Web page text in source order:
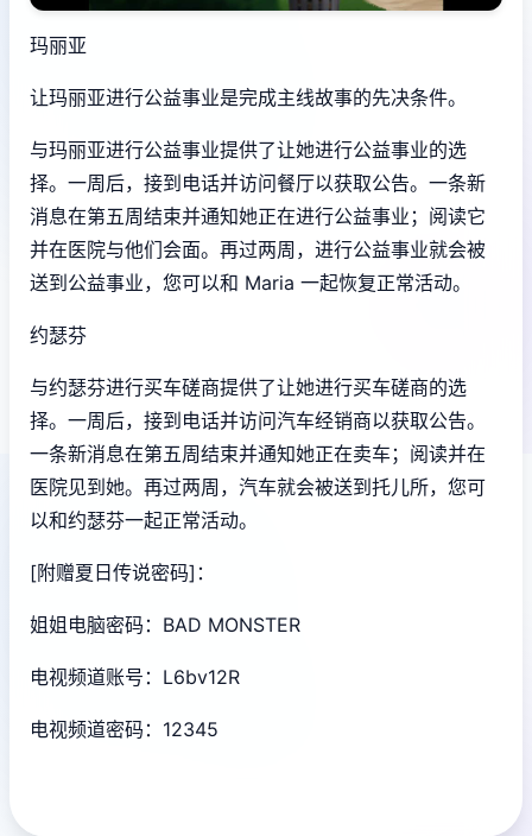
玛丽亚
让玛丽亚进行公益事业是完成主线故事的先决条件。
与玛丽亚进行公益事业提供了让她进行公益事业的选
择。一周后，接到电话并访问餐厅以获取公告。一条新
消息在第五周结束并通知她正在进行公益事业；阅读它
并在医院与他们会面。再过两周，进行公益事业就会被
送到公益事业，您可以和 Maria 一起恢复正常活动。
约瑟芬
与约瑟芬进行买车磋商提供了让她进行买车磋商的选
择。一周后，接到电话并访问汽车经销商以获取公告。
一条新消息在第五周结束并通知她正在卖车；阅读并在
医院见到她。再过两周，汽车就会被送到托儿所，您可
以和约瑟芬一起正常活动。
[附赠夏日传说密码]：
姐姐电脑密码：BAD MONSTER
电视频道账号：L6bv12R
电视频道密码：12345